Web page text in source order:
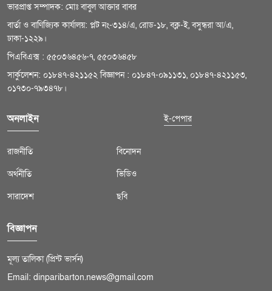
ভারপ্রাপ্ত সম্পাদক: মোঃ বাবুল আক্তার বাবর
বার্তা ও বাণিজ্যিক কার্যালয়: প্লট নং-৩১৪/এ, রোড-১৮, বক্ল-ই, বসুন্ধরা আ/এ,
ঢাকা-১২২৯।
পিএবিএক্স : ৫৫০৩৬৪৫৬-৭, ৫৫০৩৬৪৫৮
সার্কুলেশন: ০১৮৪৭-৪২১১৫২ বিজ্ঞাপন : ০১৮৪৭-০৯১১৩১, ০১৮৪৭-৪২১১৫৩,
০১৭৩০-৭৯৩৪৭৮।
অনলাইন ই-পেপার
রাজনীতি
অর্থনীতি
সারাদেশ
বিনোদন
ভিডিও
ছবি
বিজ্ঞাপন
মূল্য তালিকা (প্রিন্ট ভার্সন)
Email: dinparibarton.news@gmail.com